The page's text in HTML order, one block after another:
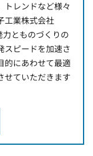
トレンドなど様々
工業株式会社
力とものづくりの
スピードを加速さ
的にあわせて最適
せていただきます